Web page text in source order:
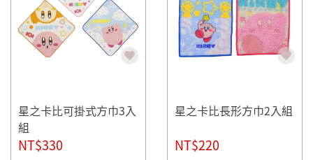
星之卡比可掛式方巾3入
組
NT$330
星之卡比長形方巾2入組
NT$220